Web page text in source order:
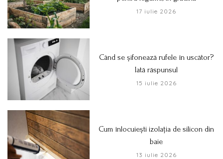
17 iulie 2026
Când se șifonează rufele în uscător?
Iată răspunsul
15 iulie 2026
Cum înlocuiești izolația de silicon din
baie
13 iulie 2026